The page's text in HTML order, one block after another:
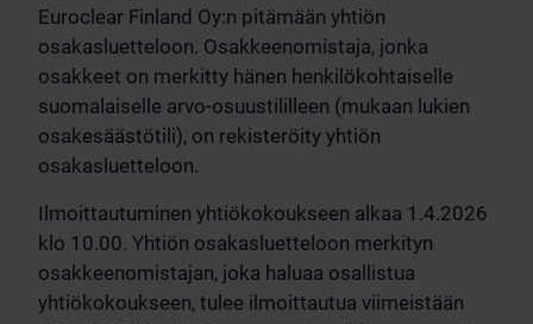
Euroclear Finland Oy:n pitämään yhtiön
osakasluetteloon. Osakkeenomistaja, jonka
osakkeet on merkitty hänen henkilökohtaiselle
suomalaiselle arvo-osuustililleen (mukaan lukien
osakesäästötili), on rekisteröity yhtiön
osakasluetteloon.
Ilmoittautuminen yhtiökokoukseen alkaa 1.4.2026
klo 10.00. Yhtiön osakasluetteloon merkityn
osakkeenomistajan, joka haluaa osallistua
yhtiökokoukseen, tulee ilmoittautua viimeistään